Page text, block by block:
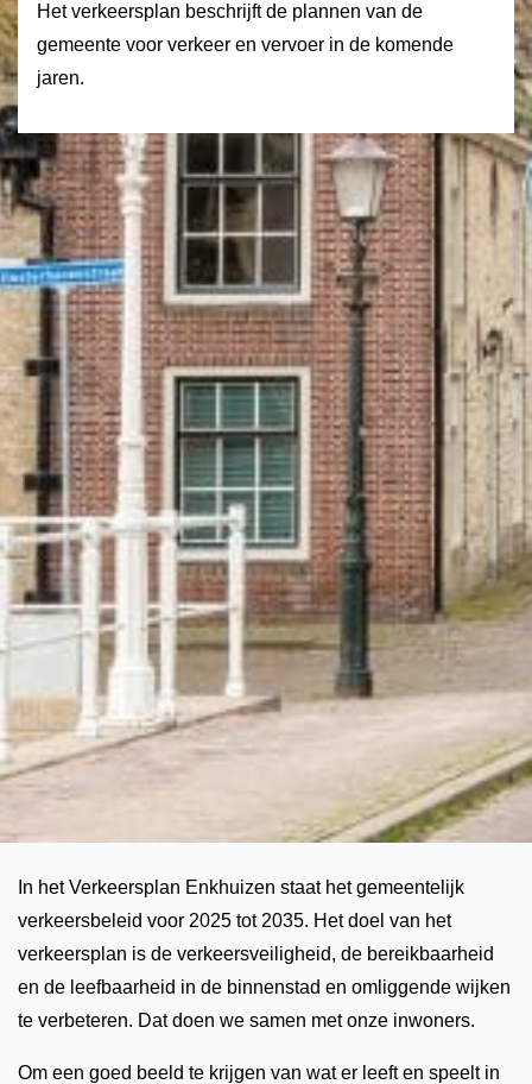
Het verkeersplan beschrijft de plannen van de
gemeente voor verkeer en vervoer in de komende
jaren.
In het Verkeersplan Enkhuizen staat het gemeentelijk
verkeersbeleid voor 2025 tot 2035. Het doel van het
verkeersplan is de verkeersveiligheid, de bereikbaarheid
en de leefbaarheid in de binnenstad en omliggende wijken
te verbeteren. Dat doen we samen met onze inwoners.
Om een goed beeld te krijgen van wat er leeft en speelt in